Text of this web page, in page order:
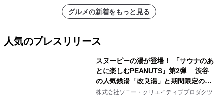
グルメの新着をもっと見る
人気のプレスリリース
スヌーピーの湯が登場！ 「サウナのあ
とに楽しむPEANUTS」第2弾 渋谷
の人気銭湯「改良湯」と期間限定のコ
ラボレーション サウナイキタイコラ
株式会社ソニー・クリエイティブプロダクツ